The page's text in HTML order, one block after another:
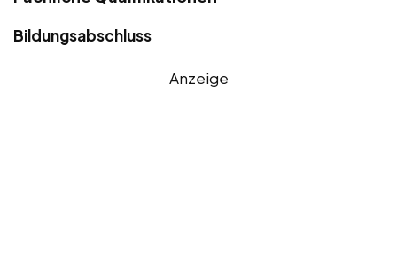
Bildungsabschluss
Anzeige